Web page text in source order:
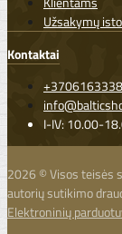
Užsakymų
Kontaktai
I-IV: 10.00-
2026 © Visos teisės
autorių sutikimo
Elektroninių